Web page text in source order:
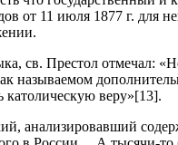
11 июля 1877 г. для
св. Престол отмечал:
называемом
католическую веру»[13].
анализировавший